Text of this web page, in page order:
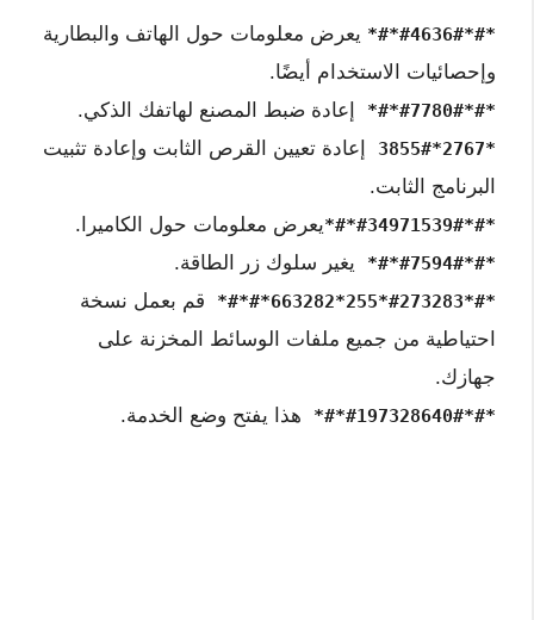
*#*#4636#*#*
يعرض معلومات حول الهاتف والبطارية
وإحصائيات الاستخدام أيضًا.
*#*#7780#*#* إعادة ضبط المصنع لهاتفك الذكي.
*2767*3855#
إعادة تعيين القرص الثابت وإعادة تثبيت
البرنامج الثابت.
*#*#34971539#*#* يعرض معلومات حول الكاميرا.
*#*#7594#*#* يغير سلوك زر الطاقة.
*#*#273283*255*663282*#*#*
قم بعمل نسخة
احتياطية من جميع ملفات الوسائط المخزنة على
جهازك.
*#*#197328640#*#* هذا يفتح وضع الخدمة.